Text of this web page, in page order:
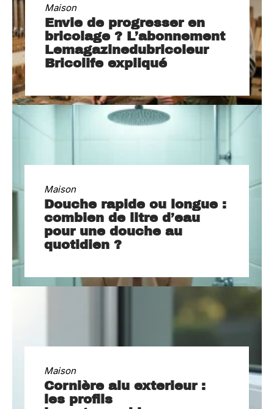
Maison
Envie de progresser en
bricolage ? L’abonnement
Lemagazinedubricoleur
Bricolife expliqué
Maison
Douche rapide ou longue :
combien de litre d’eau
pour une douche au
quotidien ?
Maison
Cornière alu exterieur :
les profils